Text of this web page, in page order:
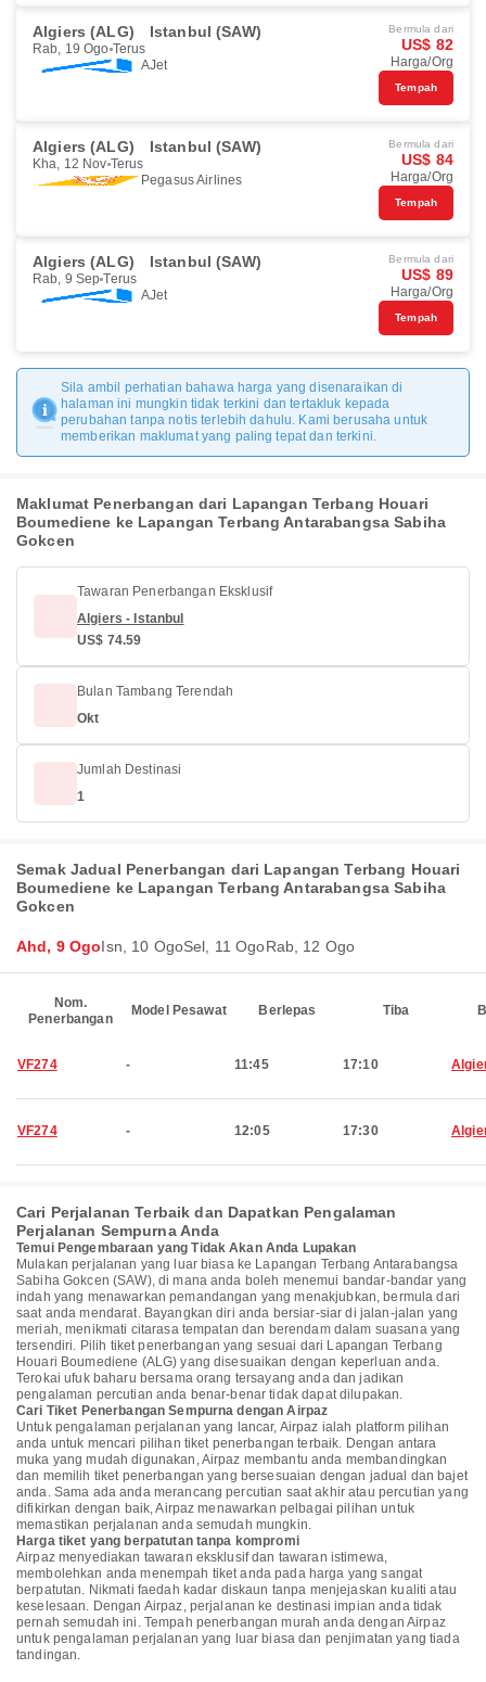
Algiers (ALG) Istanbul (SAW)
Rab, 19 Ogo Terus
AJet
Bermula dari
US$ 82
Harga/Org
Tempah
Algiers (ALG) Istanbul (SAW)
Kha, 12 Nov Terus
Pegasus Airlines
Bermula dari
US$ 84
Harga/Org
Tempah
Algiers (ALG) Istanbul (SAW)
Rab, 9 Sep Terus
AJet
Bermula dari
US$ 89
Harga/Org
Tempah
Sila ambil perhatian bahawa harga yang disenaraikan di
halaman ini mungkin tidak terkini dan tertakluk kepada
perubahan tanpa notis terlebih dahulu. Kami berusaha untuk
memberikan maklumat yang paling tepat dan terkini.
Maklumat Penerbangan dari Lapangan Terbang Houari
Boumediene ke Lapangan Terbang Antarabangsa Sabiha
Gokcen
Tawaran Penerbangan Eksklusif
Algiers - Istanbul
US$ 74.59
Bulan Tambang Terendah
Okt
Jumlah Destinasi
1
Semak Jadual Penerbangan dari Lapangan Terbang Houari
Boumediene ke Lapangan Terbang Antarabangsa Sabiha
Gokcen
Ahd, 9 OgoIsn, 10 OgoSel, 11 OgoRab, 12 Ogo
Nom.
Penerbangan
Model Pesawat Berlepas Tiba
VF274 - 11:45 17:10
VF274 - 12:05 17:30
Cari Perjalanan Terbaik dan Dapatkan Pengalaman
Perjalanan Sempurna Anda
Temui Pengembaraan yang Tidak Akan Anda Lupakan
Mulakan perjalanan yang luar biasa ke Lapangan Terbang Antarabangsa
Sabiha Gokcen (SAW), di mana anda boleh menemui bandar-bandar yang
indah yang menawarkan pemandangan yang menakjubkan, bermula dari
saat anda mendarat. Bayangkan diri anda bersiar-siar di jalan-jalan yang
meriah, menikmati citarasa tempatan dan berendam dalam suasana yang
tersendiri. Pilih tiket penerbangan yang sesuai dari Lapangan Terbang
Houari Boumediene (ALG) yang disesuaikan dengan keperluan anda.
Terokai ufuk baharu bersama orang tersayang anda dan jadikan
pengalaman percutian anda benar-benar tidak dapat dilupakan.
Cari Tiket Penerbangan Sempurna dengan Airpaz
Untuk pengalaman perjalanan yang lancar, Airpaz ialah platform pilihan
anda untuk mencari pilihan tiket penerbangan terbaik. Dengan antara
muka yang mudah digunakan, Airpaz membantu anda membandingkan
dan memilih tiket penerbangan yang bersesuaian dengan jadual dan bajet
anda. Sama ada anda merancang percutian saat akhir atau percutian yang
difikirkan dengan baik, Airpaz menawarkan pelbagai pilihan untuk
memastikan perjalanan anda semudah mungkin.
Harga tiket yang berpatutan tanpa kompromi
Airpaz menyediakan tawaran eksklusif dan tawaran istimewa,
membolehkan anda menempah tiket anda pada harga yang sangat
berpatutan. Nikmati faedah kadar diskaun tanpa menjejaskan kualiti atau
keselesaan. Dengan Airpaz, perjalanan ke destinasi impian anda tidak
pernah semudah ini. Tempah penerbangan murah anda dengan Airpaz
untuk pengalaman perjalanan yang luar biasa dan penjimatan yang tiada
tandingan.